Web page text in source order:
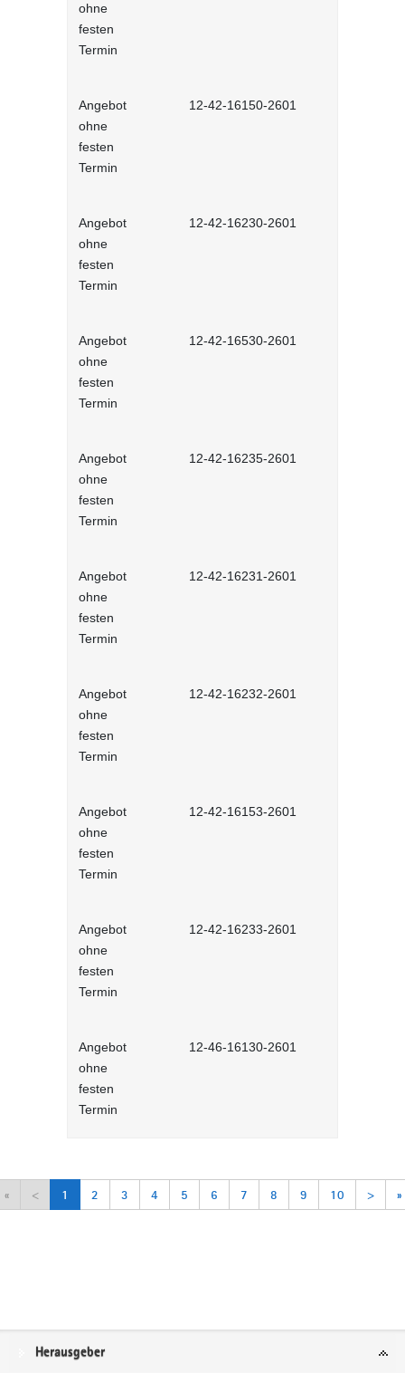
ohne
festen
Termin
Angebot
ohne
festen
Termin
12-42-16150-2601
Angebot
ohne
festen
Termin
12-42-16230-2601
Angebot
ohne
festen
Termin
12-42-16530-2601
Angebot
ohne
festen
Termin
12-42-16235-2601
Angebot
ohne
festen
Termin
12-42-16231-2601
Angebot
ohne
festen
Termin
12-42-16232-2601
Angebot
ohne
festen
Termin
12-42-16153-2601
Angebot
ohne
festen
Termin
12-42-16233-2601
Angebot
ohne
festen
Termin
12-46-16130-2601
« < 1 2 3 4 5 6 7 8 9 10 > »
Service
Herausgeber